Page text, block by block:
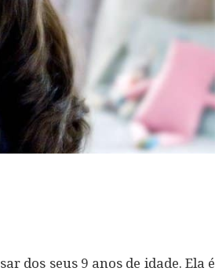
dos seus 9 anos de idade. Ela é